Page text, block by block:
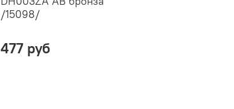
/15098/
477 руб